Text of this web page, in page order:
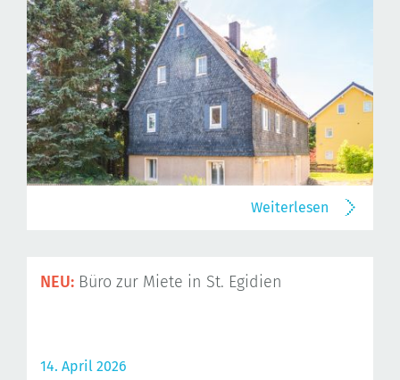
Weiterlesen
NEU: Büro zur Miete in St. Egidien
14. April 2026